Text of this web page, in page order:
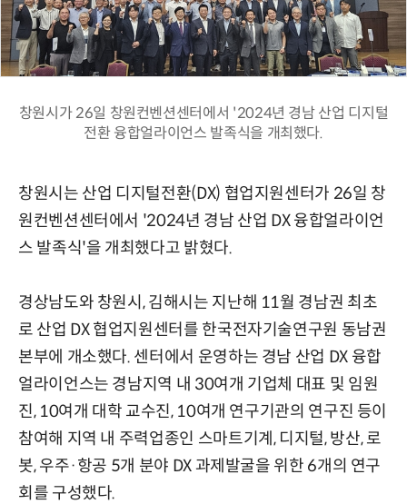
창원시가 26일 창원컨벤션센터에서 '2024년 경남 산업 디지털
전환 융합얼라이언스 발족식을 개최했다.
창원시는 산업 디지털전환(DX) 협업지원센터가 26일 창
원컨벤션센터에서 '2024년 경남 산업 DX 융합얼라이언
스 발족식'을 개최했다고 밝혔다.
경상남도와 창원시, 김해시는 지난해 11월 경남권 최초
로 산업 DX 협업지원센터를 한국전자기술연구원 동남권
본부에 개소했다. 센터에서 운영하는 경남 산업 DX 융합
얼라이언스는 경남지역 내 30여개 기업체 대표 및 임원
진, 10여개 대학 교수진, 10여개 연구기관의 연구진 등이
참여해 지역 내 주력업종인 스마트기계, 디지털, 방산, 로
봇, 우주·항공 5개 분야 DX 과제발굴을 위한 6개의 연구
회를 구성했다.